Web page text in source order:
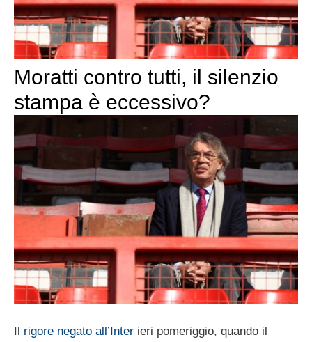
Moratti contro tutti, il silenzio
stampa è eccessivo?
Il rigore negato all’Inter ieri pomeriggio, quando il